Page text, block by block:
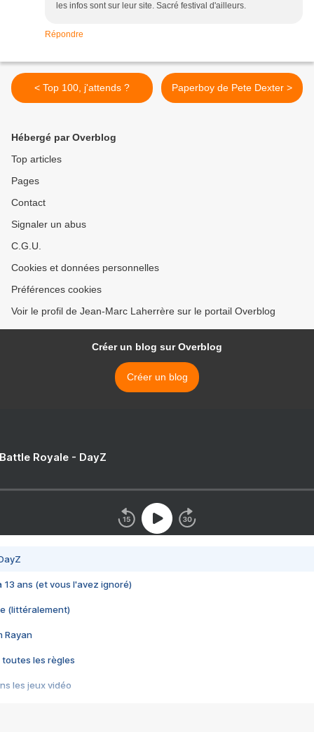
les infos sont sur leur site. Sacré festival d'ailleurs.
Répondre
< Top 100, j'attends ? Paperboy de Pete Dexter >
Hébergé par Overblog
Top articles
Pages
Contact
Signaler un abus
C.G.U.
Cookies et données personnelles
Préférences cookies
Voir le profil de Jean-Marc Laherrère sur le portail Overblog
Créer un blog sur Overblog
Créer un blog
Royale - DayZ
13 ans (et vous l'avez ignoré)
(littéralement)
Rayan
toutes les règles
les jeux vidéo